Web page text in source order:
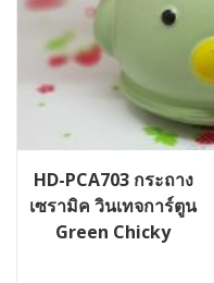
HD-PCA703 กระถาง
เซรามิค วินเทจการ์ตูน
Green Chicky